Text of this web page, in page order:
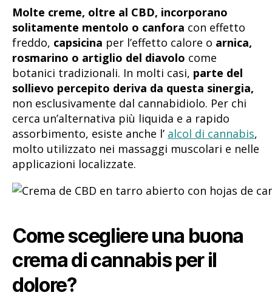
Molte creme, oltre al CBD, incorporano
solitamente mentolo o canfora con effetto
freddo, capsicina per l’effetto calore o arnica,
rosmarino o artiglio del diavolo come
botanici tradizionali. In molti casi, parte del
sollievo percepito deriva da questa sinergia,
non esclusivamente dal cannabidiolo. Per chi
cerca un’alternativa più liquida e a rapido
assorbimento, esiste anche l’ alcol di cannabis,
molto utilizzato nei massaggi muscolari e nelle
applicazioni localizzate.
Come scegliere una buona
crema di cannabis per il
dolore?